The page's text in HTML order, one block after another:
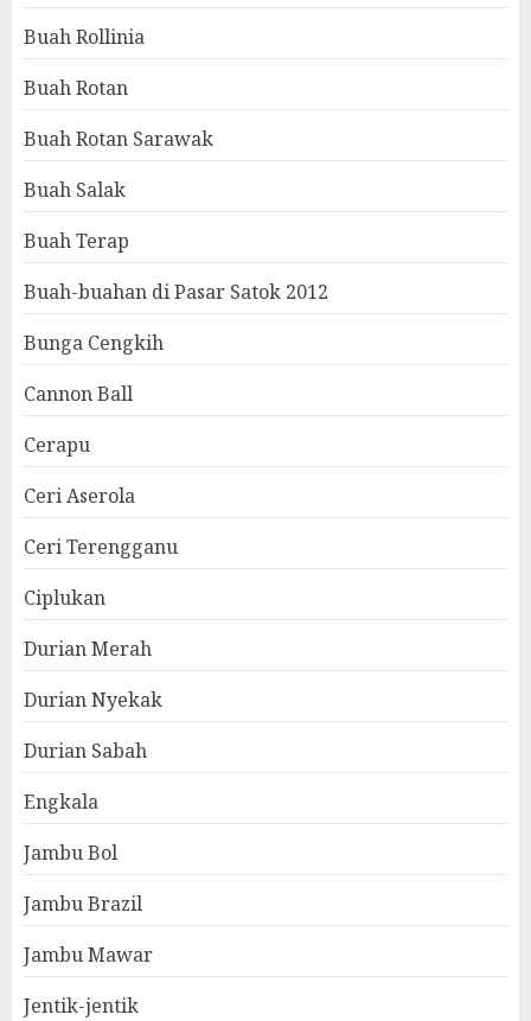
Buah Rollinia
Buah Rotan
Buah Rotan Sarawak
Buah Salak
Buah Terap
Buah-buahan di Pasar Satok 2012
Bunga Cengkih
Cannon Ball
Cerapu
Ceri Aserola
Ceri Terengganu
Ciplukan
Durian Merah
Durian Nyekak
Durian Sabah
Engkala
Jambu Bol
Jambu Brazil
Jambu Mawar
Jentik-jentik